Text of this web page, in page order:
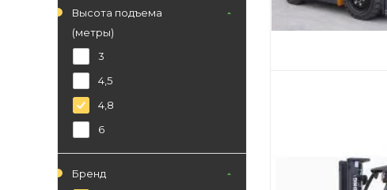
Высота подъема
(метры)
3
4,5
4,8
6
Бренд